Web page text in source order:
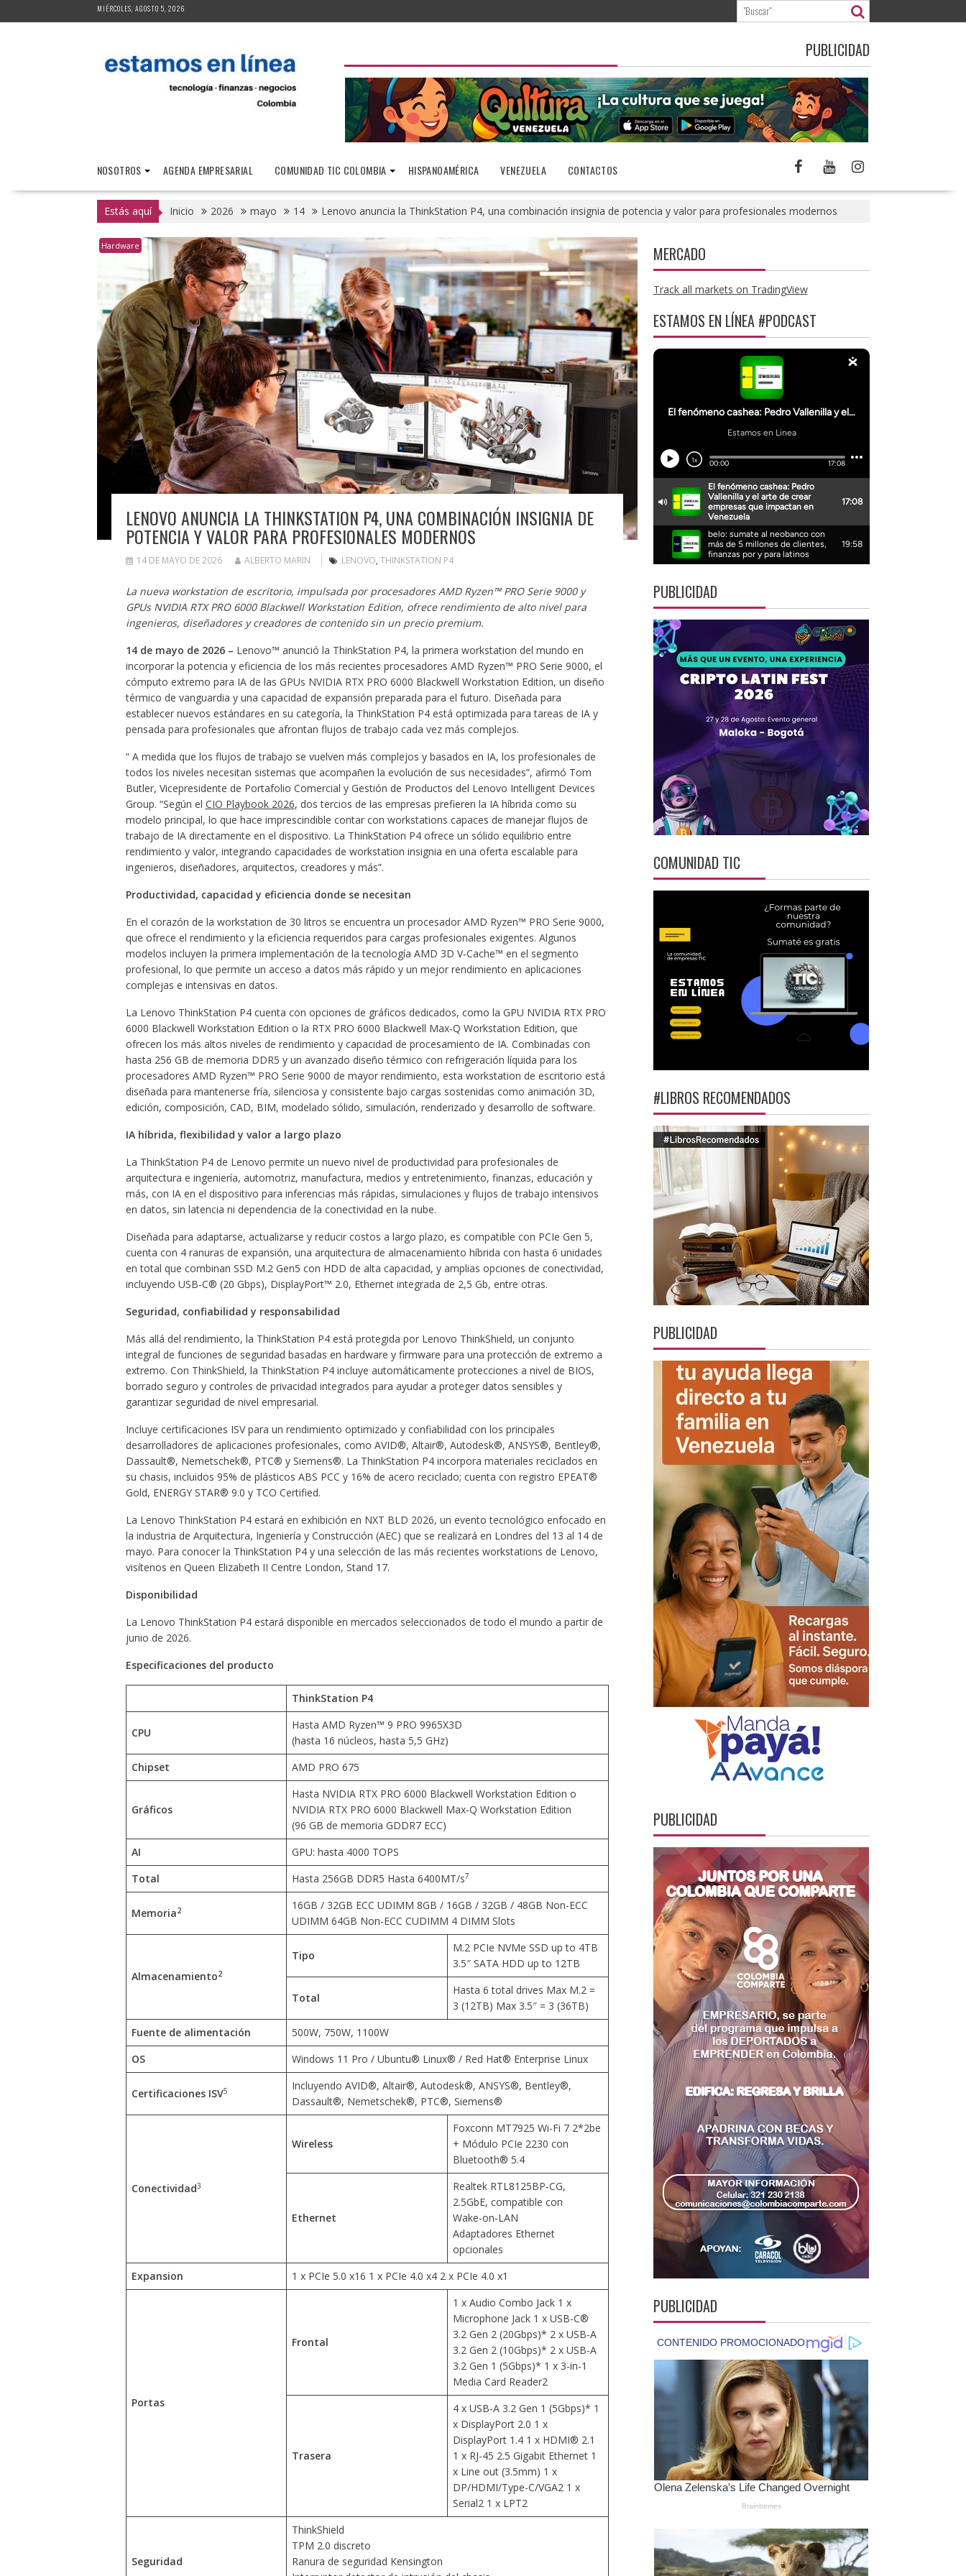
al
MIÉRCOLES, AGOSTO 5, 2026
PUBLICIDAD
NOSOTROS AGENDA EMPRESARIAL COMUNIDAD TIC COLOMBIA HISPANOAMÉRICA VENEZUELA CONTACTOS
Estás aquí Inicio 2026 mayo 14 Lenovo anuncia la ThinkStation P4, una combinación insignia de potencia y valor para profesionales modernos
Hardware
LENOVO ANUNCIA LA THINKSTATION P4, UNA COMBINACIÓN INSIGNIA DE
POTENCIA Y VALOR PARA PROFESIONALES MODERNOS
14 DE MAYO DE 2026 ALBERTO MARIN LENOVO, THINKSTATION P4
La nueva workstation de escritorio, impulsada por procesadores AMD Ryzen™ PRO Serie 9000 y
GPUs NVIDIA RTX PRO 6000 Blackwell Workstation Edition, ofrece rendimiento de alto nivel para
ingenieros, diseñadores y creadores de contenido sin un precio premium.
14 de mayo de 2026 – Lenovo™ anunció la ThinkStation P4, la primera workstation del mundo en
incorporar la potencia y eficiencia de los más recientes procesadores AMD Ryzen™ PRO Serie 9000, el
cómputo extremo para IA de las GPUs NVIDIA RTX PRO 6000 Blackwell Workstation Edition, un diseño
térmico de vanguardia y una capacidad de expansión preparada para el futuro. Diseñada para
establecer nuevos estándares en su categoría, la ThinkStation P4 está optimizada para tareas de IA y
pensada para profesionales que afrontan flujos de trabajo cada vez más complejos.
“ A medida que los flujos de trabajo se vuelven más complejos y basados en IA, los profesionales de
todos los niveles necesitan sistemas que acompañen la evolución de sus necesidades”, afirmó Tom
Butler, Vicepresidente de Portafolio Comercial y Gestión de Productos del Lenovo Intelligent Devices
Group. “Según el CIO Playbook 2026, dos tercios de las empresas prefieren la IA híbrida como su
modelo principal, lo que hace imprescindible contar con workstations capaces de manejar flujos de
trabajo de IA directamente en el dispositivo. La ThinkStation P4 ofrece un sólido equilibrio entre
rendimiento y valor, integrando capacidades de workstation insignia en una oferta escalable para
ingenieros, diseñadores, arquitectos, creadores y más”.
Productividad, capacidad y eficiencia donde se necesitan
En el corazón de la workstation de 30 litros se encuentra un procesador AMD Ryzen™ PRO Serie 9000,
que ofrece el rendimiento y la eficiencia requeridos para cargas profesionales exigentes. Algunos
modelos incluyen la primera implementación de la tecnología AMD 3D V‑Cache™ en el segmento
profesional, lo que permite un acceso a datos más rápido y un mejor rendimiento en aplicaciones
complejas e intensivas en datos.
La Lenovo ThinkStation P4 cuenta con opciones de gráficos dedicados, como la GPU NVIDIA RTX PRO
6000 Blackwell Workstation Edition o la RTX PRO 6000 Blackwell Max‑Q Workstation Edition, que
ofrecen los más altos niveles de rendimiento y capacidad de procesamiento de IA. Combinadas con
hasta 256 GB de memoria DDR5 y un avanzado diseño térmico con refrigeración líquida para los
procesadores AMD Ryzen™ PRO Serie 9000 de mayor rendimiento, esta workstation de escritorio está
diseñada para mantenerse fría, silenciosa y consistente bajo cargas sostenidas como animación 3D,
edición, composición, CAD, BIM, modelado sólido, simulación, renderizado y desarrollo de software.
IA híbrida, flexibilidad y valor a largo plazo
La ThinkStation P4 de Lenovo permite un nuevo nivel de productividad para profesionales de
arquitectura e ingeniería, automotriz, manufactura, medios y entretenimiento, finanzas, educación y
más, con IA en el dispositivo para inferencias más rápidas, simulaciones y flujos de trabajo intensivos
en datos, sin latencia ni dependencia de la conectividad en la nube.
Diseñada para adaptarse, actualizarse y reducir costos a largo plazo, es compatible con PCIe Gen 5,
cuenta con 4 ranuras de expansión, una arquitectura de almacenamiento híbrida con hasta 6 unidades
en total que combinan SSD M.2 Gen5 con HDD de alta capacidad, y amplias opciones de conectividad,
incluyendo USB‑C® (20 Gbps), DisplayPort™ 2.0, Ethernet integrada de 2,5 Gb, entre otras.
Seguridad, confiabilidad y responsabilidad
Más allá del rendimiento, la ThinkStation P4 está protegida por Lenovo ThinkShield, un conjunto
integral de funciones de seguridad basadas en hardware y firmware para una protección de extremo a
extremo. Con ThinkShield, la ThinkStation P4 incluye automáticamente protecciones a nivel de BIOS,
borrado seguro y controles de privacidad integrados para ayudar a proteger datos sensibles y
garantizar seguridad de nivel empresarial.
Incluye certificaciones ISV para un rendimiento optimizado y confiabilidad con los principales
desarrolladores de aplicaciones profesionales, como AVID®, Altair®, Autodesk®, ANSYS®, Bentley®,
Dassault®, Nemetschek®, PTC® y Siemens®. La ThinkStation P4 incorpora materiales reciclados en
su chasis, incluidos 95% de plásticos ABS PCC y 16% de acero reciclado; cuenta con registro EPEAT®
Gold, ENERGY STAR® 9.0 y TCO Certified.
La Lenovo ThinkStation P4 estará en exhibición en NXT BLD 2026, un evento tecnológico enfocado en
la industria de Arquitectura, Ingeniería y Construcción (AEC) que se realizará en Londres del 13 al 14 de
mayo. Para conocer la ThinkStation P4 y una selección de las más recientes workstations de Lenovo,
visítenos en Queen Elizabeth II Centre London, Stand 17.
Disponibilidad
La Lenovo ThinkStation P4 estará disponible en mercados seleccionados de todo el mundo a partir de
junio de 2026.
Especificaciones del producto
ThinkStation P4
CPU
Hasta AMD Ryzen™ 9 PRO 9965X3D
(hasta 16 núcleos, hasta 5,5 GHz)
Chipset
AMD PRO 675
Gráficos
Hasta NVIDIA RTX PRO 6000 Blackwell Workstation Edition o
NVIDIA RTX PRO 6000 Blackwell Max‑Q Workstation Edition
(96 GB de memoria GDDR7 ECC)
AI
GPU: hasta 4000 TOPS
Total
Hasta 256GB DDR5 Hasta 6400MT/s7
Memoria2
16GB / 32GB ECC UDIMM 8GB / 16GB / 32GB / 48GB Non-ECC
UDIMM 64GB Non-ECC CUDIMM 4 DIMM Slots
Almacenamiento2
Tipo
M.2 PCIe NVMe SSD up to 4TB
3.5″ SATA HDD up to 12TB
Total
Hasta 6 total drives Max M.2 =
3 (12TB) Max 3.5″ = 3 (36TB)
Fuente de alimentación
500W, 750W, 1100W
OS
Windows 11 Pro / Ubuntu® Linux® / Red Hat® Enterprise Linux
Certificaciones ISV5
Incluyendo AVID®, Altair®, Autodesk®, ANSYS®, Bentley®,
Dassault®, Nemetschek®, PTC®, Siemens®
Conectividad3
Wireless
Foxconn MT7925 Wi-Fi 7 2*2be
+ Módulo PCIe 2230 con
Bluetooth® 5.4
Ethernet
Realtek RTL8125BP‑CG,
2.5GbE, compatible con
Wake‑on‑LAN
Adaptadores Ethernet
opcionales
Expansion
1 x PCIe 5.0 x16 1 x PCIe 4.0 x4 2 x PCIe 4.0 x1
Portas
Frontal
1 x Audio Combo Jack 1 x
Microphone Jack 1 x USB-C®
3.2 Gen 2 (20Gbps)* 2 x USB-A
3.2 Gen 2 (10Gbps)* 2 x USB-A
3.2 Gen 1 (5Gbps)* 1 x 3-in-1
Media Card Reader2
Trasera
4 x USB-A 3.2 Gen 1 (5Gbps)* 1
x DisplayPort 2.0 1 x
DisplayPort 1.4 1 x HDMI® 2.1
1 x RJ-45 2.5 Gigabit Ethernet 1
x Line out (3.5mm) 1 x
DP/HDMI/Type-C/VGA2 1 x
Serial2 1 x LPT2
Seguridad
ThinkShield
TPM 2.0 discreto
Ranura de seguridad Kensington
MERCADO
Track all markets on TradingView
ESTAMOS EN LÍNEA #PODCAST
PUBLICIDAD
COMUNIDAD TIC
#LIBROS RECOMENDADOS
PUBLICIDAD
PUBLICIDAD
PUBLICIDAD